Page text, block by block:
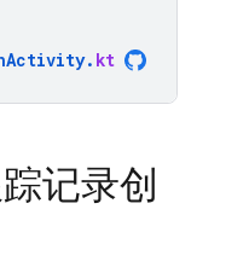
. kt
记录创